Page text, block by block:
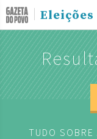
Eleições
TUDO